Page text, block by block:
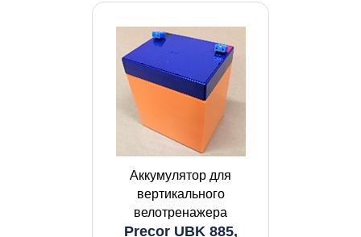
Аккумулятор для
вертикального
велотренажера
Precor UBK 885,